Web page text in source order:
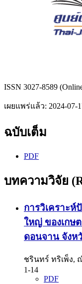
ISSN 3027-8589
เผยแพร่แล้ว: 2024-07-
ฉบับเต็ม
PDF
บทความวิจัย
การวิเคราะห์
ใหญ่ ของเกษ
ดอนจาน จังห
ชรินทร์ ทริเพ็ง,
1-14
PDF